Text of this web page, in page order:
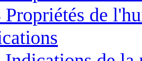
Propriétés de